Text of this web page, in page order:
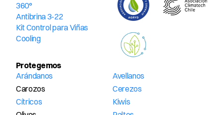
360°
Antibrina 3-22
Kit Control para Viñas
Cooling
Protegemos
Arándanos
Avellanos
Carozos
Cerezos
Cítricos
Kiwis